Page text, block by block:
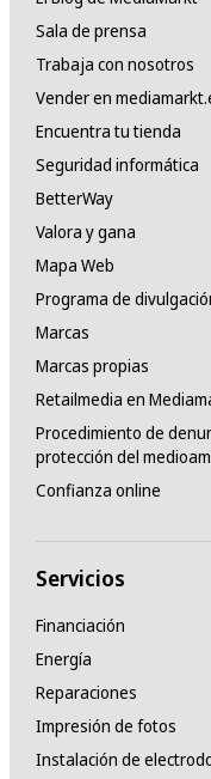
Sala de prensa
Trabaja con nosotros
Vender en
Encuentra tu tienda
Seguridad informática
BetterWay
Valora y gana
Mapa Web
Programa de
Marcas
Marcas propias
Retailmedia en
Procedimiento de
protección del
Confianza online
Servicios
Financiación
Energía
Reparaciones
Impresión de fotos
Instalación de